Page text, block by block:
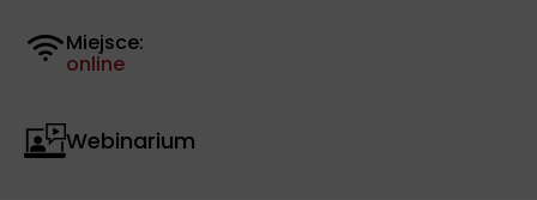
Miejsce:
online
Webinarium